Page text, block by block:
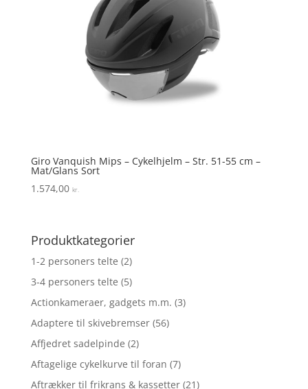
Giro Vanquish Mips – Cykelhjelm – Str. 51-55 cm –
Mat/Glans Sort
1.574,00 kr.
Produktkategorier
1-2 personers telte (2)
3-4 personers telte (5)
Actionkameraer, gadgets m.m. (3)
Adaptere til skivebremser (56)
Affjedret sadelpinde (2)
Aftagelige cykelkurve til foran (7)
Aftrækker til frikrans & kassetter (21)